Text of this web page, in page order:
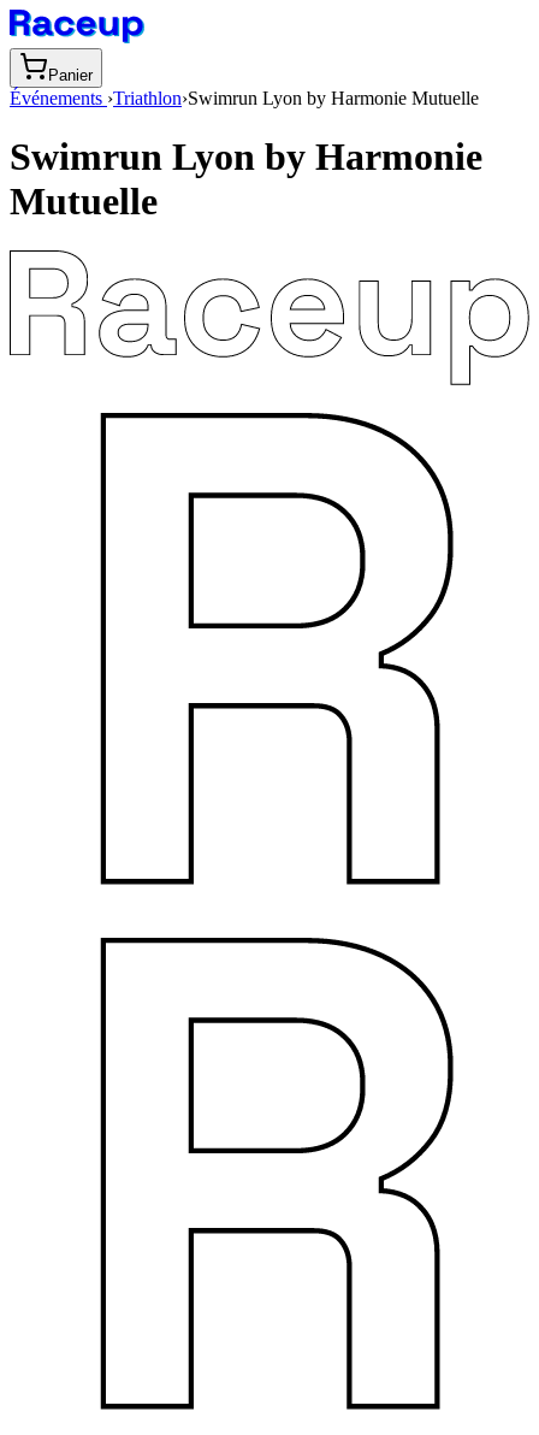
Panier
Événements ›Triathlon›Swimrun Lyon by Harmonie Mutuelle
Swimrun Lyon by Harmonie
Mutuelle